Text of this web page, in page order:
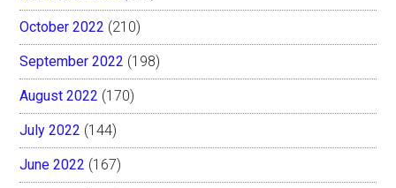
October 2022 (210)
September 2022 (198)
August 2022 (170)
July 2022 (144)
June 2022 (167)